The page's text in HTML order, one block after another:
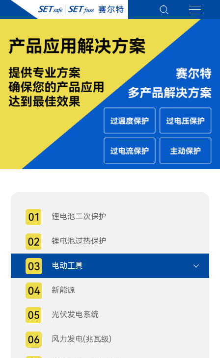
锂电池二次保护
锂电池过热保护
电动工具
新能源
光伏发电系统
风力发电(兆瓦级)